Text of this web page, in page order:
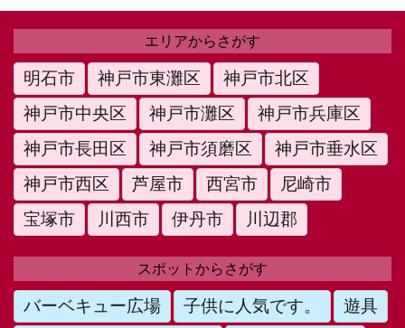
エリアからさがす
明石市 神戸市東灘区
神戸市北区
神戸市中央区
神戸市灘区
神戸市兵庫区
神戸市長田区
神戸市須磨区
神戸市垂水区
神戸市西区
芦屋市 西宮市
尼崎市
宝塚市
川西市 伊丹市 川辺郡
スポットからさがす
バーベキュー広場 子供に人気です。
遊具